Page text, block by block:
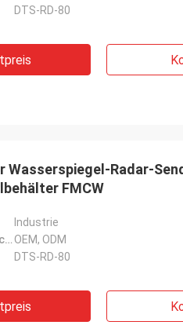
DTS-RD-80
Radar-
FMCW
Industrie
Kundenspezifische Unterstützung: OEM, ODM
DTS-RD-80